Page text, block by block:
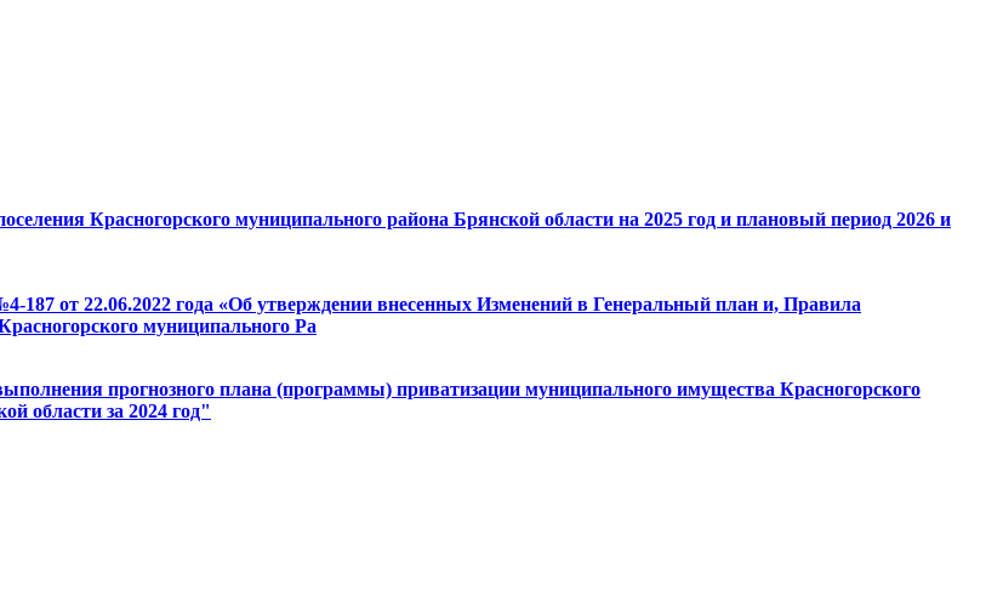
Красногорского муниципального района Брянской области на 2025 год и плановый период 2026 и
от 22.06.2022 года «Об утверждении внесенных Изменений в Генеральный план и, Правила
муниципального Ра
прогнозного плана (программы) приватизации муниципального имущества Красногорского
области за 2024 год"